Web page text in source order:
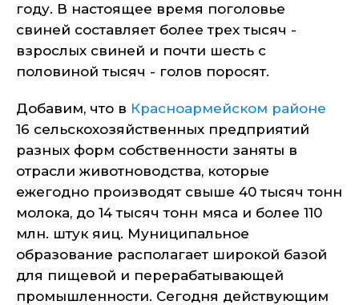
году. В настоящее время поголовье
свиней составляет более трех тысяч -
взрослых свиней и почти шесть с
половиной тысяч - голов поросят.
Добавим, что в Красноармейском районе
16 сельскохозяйственных предприятий
разных форм собственности заняты в
отрасли животноводства, которые
ежегодно производят свыше 40 тысяч тонн
молока, до 14 тысяч тонн мяса и более 110
млн. штук яиц. Муниципальное
образование располагает широкой базой
для пищевой и перерабатывающей
промышленности. Сегодня действующим